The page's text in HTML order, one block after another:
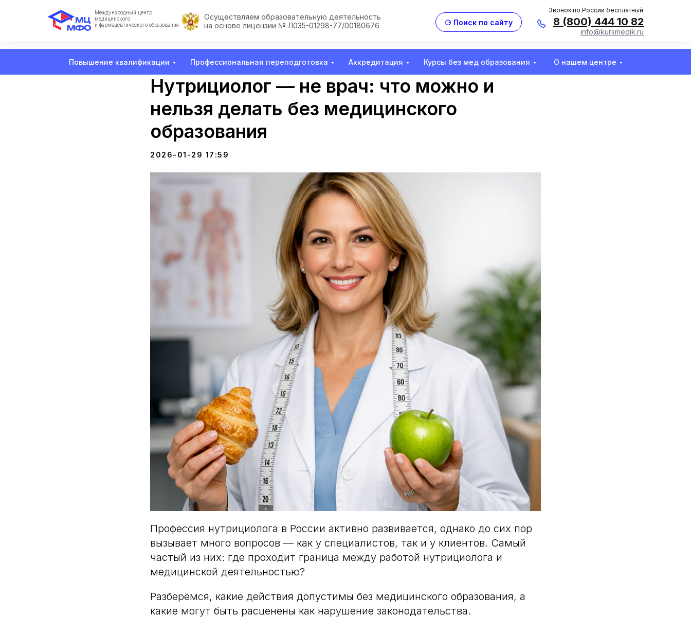
info@kursmedik.ru
8 (800) 444 10 82
Звонок по России бесплатный
⚆ Поиск по сайту
Осуществляем образовательную деятельность
на основе лицензии № Л035-01298-77/00180676
Международный центр
медицинского
и фармацевтического образования
Повышение квалификации Профессиональная переподготовка Аккредитация Курсы без мед образования О нашем центре
Нутрициолог — не врач: что можно и
нельзя делать без медицинского
образования
2026-01-29 17:59
Профессия нутрициолога в России активно развивается, однако до сих пор
вызывает много вопросов — как у специалистов, так и у клиентов. Самый
частый из них: где проходит граница между работой нутрициолога и
медицинской деятельностью?
Разберёмся, какие действия допустимы без медицинского образования, а
какие могут быть расценены как нарушение законодательства.